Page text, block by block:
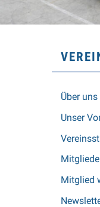
Über uns
Unser
Mitglied